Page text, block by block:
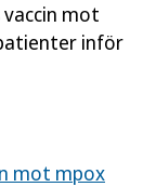
mot
inför
mot mpox